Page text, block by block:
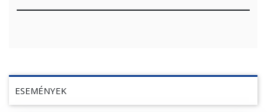
ESEMÉNYEK